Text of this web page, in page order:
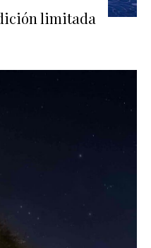
limitada